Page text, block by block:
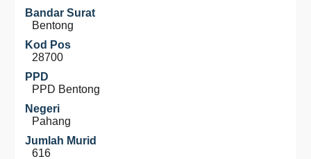
Bandar Surat
Bentong
Kod Pos
28700
PPD
PPD Bentong
Negeri
Pahang
Jumlah Murid
616